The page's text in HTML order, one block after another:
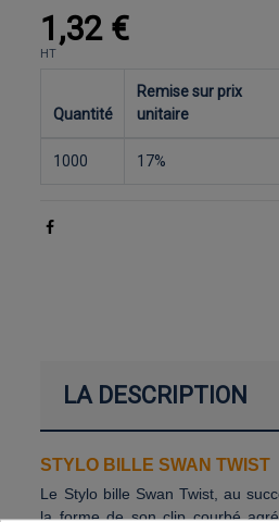
1,32 €
HT
Quantité
Remise sur prix
unitaire
1000 17%
LA DESCRIPTION
STYLO BILLE SWAN TWIST
Le Stylo bille Swan Twist, au
la forme de son clip courbé